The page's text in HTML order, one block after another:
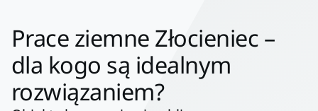
Prace ziemne Złocieniec –
dla kogo są idealnym
rozwiązaniem?